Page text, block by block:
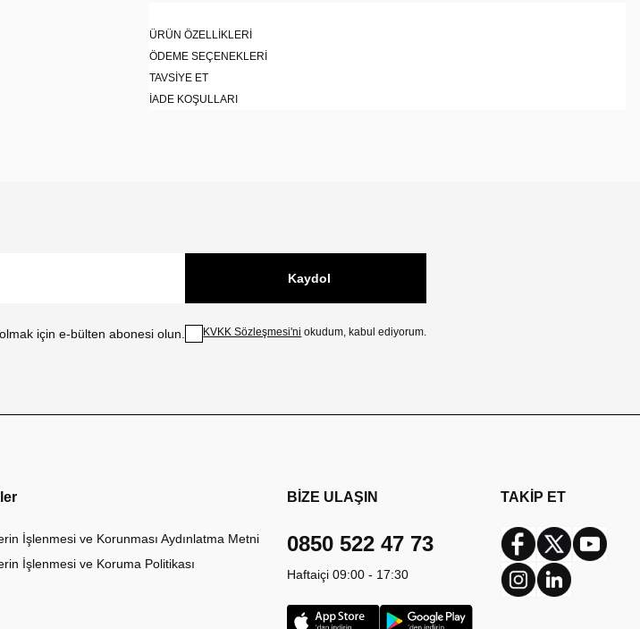
ÜRÜN ÖZELLIKLERI
ÖDEME SEÇENEKLERI
TAVSIYE ET
İADE KOŞULLARI
için e-bülten abonesi olun.
Kaydol
KVKK Sözleşmesi'ni okudum, kabul ediyorum.
İşlenmesi ve Korunması Aydınlatma Metni
İşlenmesi ve Koruma Politikası
BİZE ULAŞIN
0850 522 47 73
Haftaiçi 09:00 - 17:30
TAKİP ET
Facebook
Twitter
InstagramLinkedin